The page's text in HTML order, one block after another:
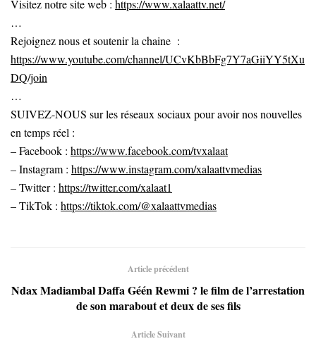
Visitez notre site web : https://www.xalaattv.net/
…
Rejoignez nous et soutenir la chaine :
https://www.youtube.com/channel/UCvKbBbFg7Y7aGiiYY5tXu
DQ/join
…
SUIVEZ-NOUS sur les réseaux sociaux pour avoir nos nouvelles
en temps réel :
– Facebook : https://www.facebook.com/tvxalaat
– Instagram : https://www.instagram.com/xalaattvmedias
– Twitter : https://twitter.com/xalaat1
– TikTok : https://tiktok.com/@xalaattvmedias
Article précédent
Ndax Madiambal Daffa Géén Rewmi ? le film de l’arrestation
de son marabout et deux de ses fils
Article Suivant